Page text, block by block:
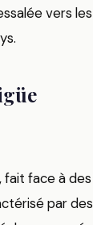
vers
fait face à
par